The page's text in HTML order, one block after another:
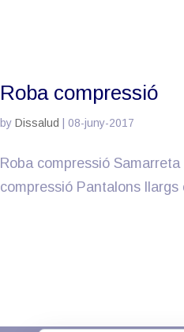
Roba compressió
byDissalud |08-juny-2017
Roba compressió
compressió Pantalons